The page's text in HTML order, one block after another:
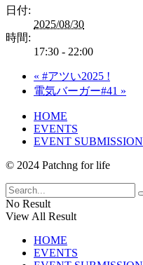
日付:
2025/08/30
時間:
17:30 - 22:00
« #アツい2025 !
電気バーガー#41 »
HOME
EVENTS
EVENT SUBMISSION
© 2024 Patchng for life
No Result
View All Result
HOME
EVENTS